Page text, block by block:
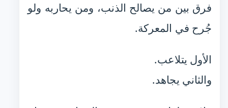
فرق بين من يصالح الذنب، ومن يحاربه ولو
جُرح في المعركة.
الأول يتلاعب.
والثاني يجاهد.